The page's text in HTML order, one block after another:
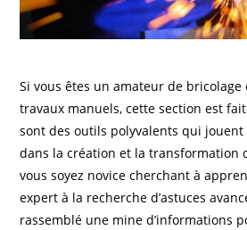
Si vous êtes un amateur de
travaux manuels, cette section est
sont des outils polyvalents qui
dans la création et la transformation
vous soyez novice cherchant à
expert à la recherche d’astuces
rassemblé une mine d’informations